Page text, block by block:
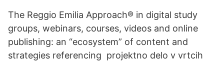
The Reggio Emilia Approach® in digital study
groups, webinars, courses, videos and online
publishing: an “ecosystem” of content and
strategies referencing projektno delo v vrtcih